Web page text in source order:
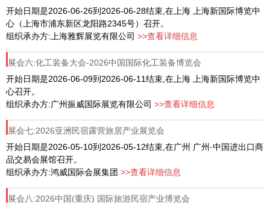
开始日期是2026-06-26到2026-06-28结束,在上海 上海新国际博览中
心（上海市浦东新区龙阳路2345号）召开。
组织承办方:上海雅辉展览有限公司 >>查看详细信息
展会六:化工装备大会-2026中国国际化工装备博览会
开始日期是2026-06-09到2026-06-11结束,在上海 上海新国际博览中
心召开。
组织承办方:广州振威国际展览有限公司 >>查看详细信息
展会七:2026亚洲民宿露营旅居产业展览会
开始日期是2026-05-10到2026-05-12结束,在广州 广州·中国进出口商
品交易会展馆召开。
组织承办方:鸿威国际会展集团 >>查看详细信息
展会八:2026中国(重庆) 国际旅游民宿产业博览会